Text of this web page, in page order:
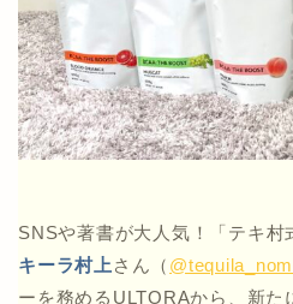
SNSや著書が大人気！「テキ村
キーラ村上 さん（
ーを務めるULTORAから、新た